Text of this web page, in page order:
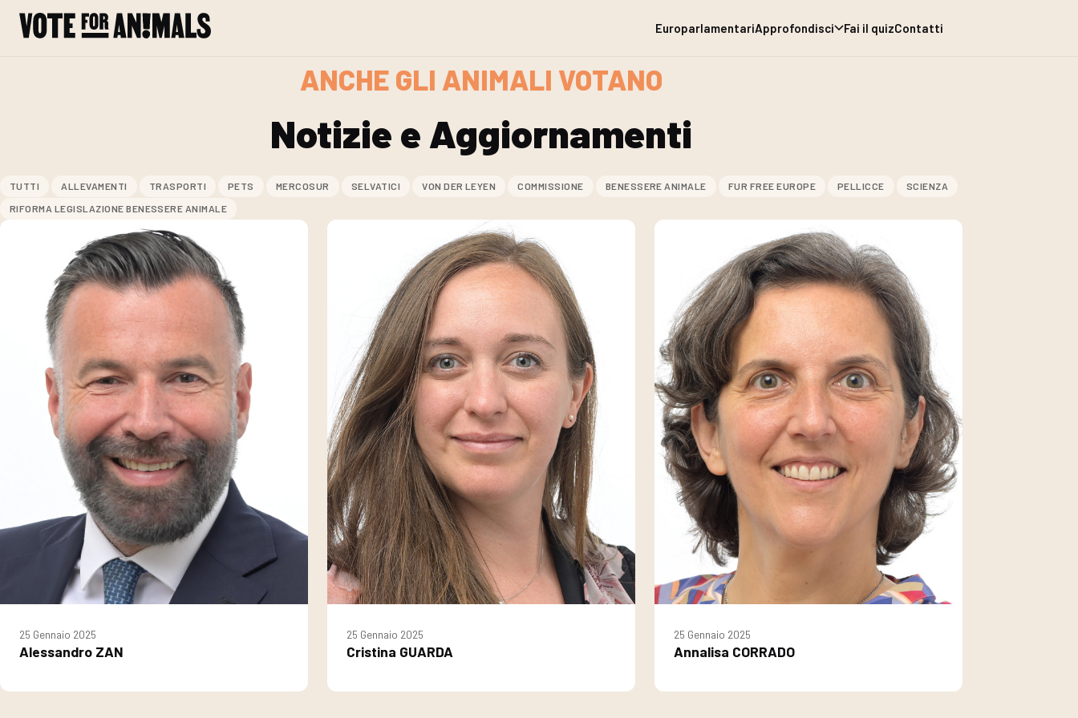
Skip to content
EuroparlamentariApprofondisci Fai il quizContatti
ANCHE GLI ANIMALI VOTANO
Notizie e Aggiornamenti
TUTTI ALLEVAMENTI TRASPORTI PETS MERCOSUR SELVATICI VON DER LEYEN COMMISSIONE BENESSERE ANIMALE FUR FREE EUROPE PELLICCE
SCIENZA
RIFORMA LEGISLAZIONE BENESSERE ANIMALE
25 Gennaio 2025
Alessandro ZAN
25 Gennaio 2025
Cristina GUARDA
25 Gennaio 2025
Annalisa CORRADO